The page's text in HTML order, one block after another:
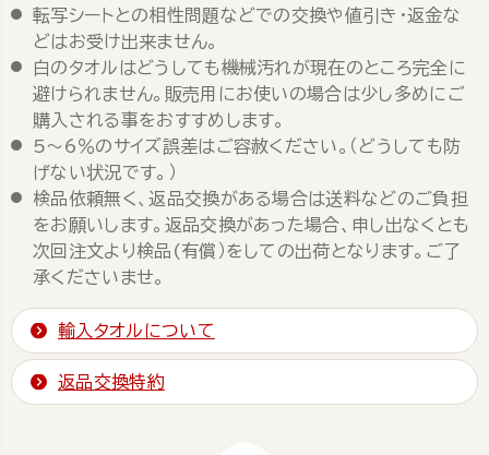
転写シートとの相性問題などでの交換や値引き・返金な
どはお受け出来ません。
白のタオルはどうしても機械汚れが現在のところ完全に
避けられません。販売用にお使いの場合は少し多めにご
購入される事をおすすめします。
5～6％のサイズ誤差はご容赦ください。（どうしても防
げない状況です。）
検品依頼無く、返品交換がある場合は送料などのご負担
をお願いします。返品交換があった場合、申し出なくとも
次回注文より検品(有償）をしての出荷となります。ご了
承くださいませ。
輸入タオルについて
返品交換特約